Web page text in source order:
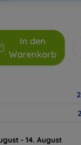
In den
Warenkorb
- 14. August